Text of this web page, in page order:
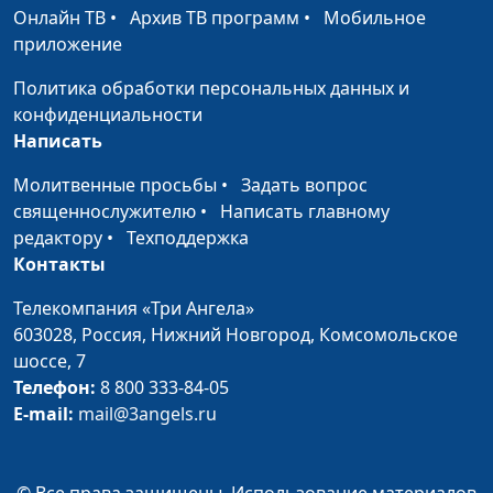
Онлайн-церковь —
это хорошо?
Юлия Синицына,
богословия
Жертва для Бога.
Нужна ли она?
богословия
Христиане и власть
Юлия Синицына,
Павел Гончар, магистр
Является ли развод
грехом?
Юлия Синицына,
Павел Гончар, магистр
Как сочетать в себе
Онлайн ТВ • Архив ТВ программ • Мобильное
приложение
Политика обработки персональных данных и
конфиденциальности
Написать
Молитвенные просьбы • Задать вопрос
священнослужителю • Написать главному
редактору • Техподдержка
Контакты
Телекомпания «Три Ангела»
603028, Россия, Нижний Новгород, Комсомольское
шоссе, 7
Телефон: 8 800 333-84-05
E-mail: mail@3angels.ru